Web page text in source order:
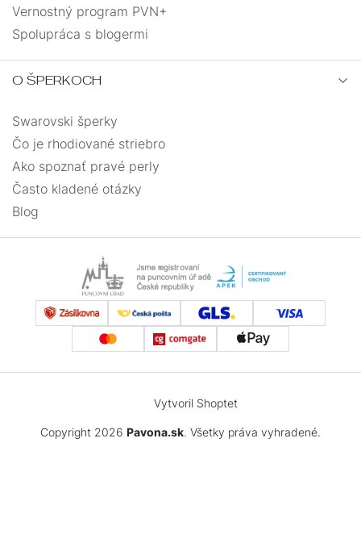
Vernostný program PVN+
Spolupráca s blogermi
O ŠPERKOCH
Swarovski šperky
Čo je rhodiované striebro
Ako spoznať pravé perly
Často kladené otázky
Blog
Vytvoril Shoptet
Copyright 2026 Pavona.sk. Všetky práva vyhradené.